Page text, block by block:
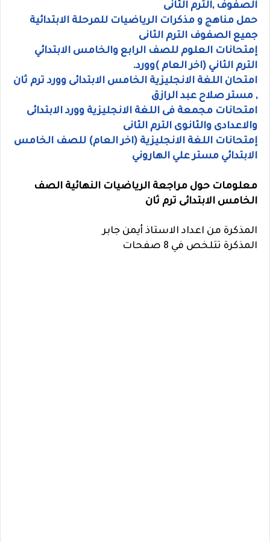
الصفوف ,الترم الثانى
حمل مناهج و مذكرات الرياضيات للمرحلة الابتدائية
جميع الصفوف الترم الثانى
إمتحانات العلوم للصف الرابع والخامس الابتدائي
الترم الثاني (اخر العام )وورد.
امتحان اللغة الانجليزية الخامس الابتدائى وورد ترم ثان
, مستر صلاح عبد الرازق
امتحانات مجمعة فى اللغة الانجليزية وورد الابتدائى
والاعدادى والثانوى الترم الثانى
إمتحانات اللغة الانجليزية (اخر العام) للصف الخامس
الابتدائي مستر علي الهاروني
معلومات حول مراجعة الرياضيات النهائية الصف
الخامس الابتدائى ترم ثان
المذكرة من اعداد الاستاذ أيمن جابر
المذكرة تتلخص في 8 صفحات